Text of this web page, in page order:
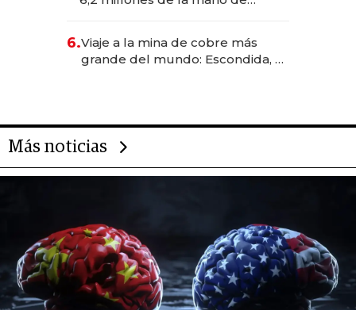
6.Viaje a la mina de cobre más
grande del mundo: Escondida, el
Más noticias